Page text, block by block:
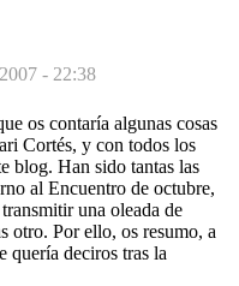
- 22:38
os contaría algunas cosas
Cortés, y con todos los
blog. Han sido tantas las
al Encuentro de octubre,
una oleada de
otro. Por ello, os resumo, a
quería deciros tras la